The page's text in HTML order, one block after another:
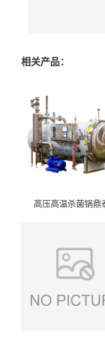
相关产品：
高压高温杀菌锅鼎